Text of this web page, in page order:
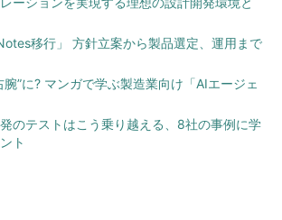
移行」 方針立案から製品選定、運用まで
腕”に? マンガで学ぶ製造業向け「AIエージェ
のテストはこう乗り越える、8社の事例に学
ト